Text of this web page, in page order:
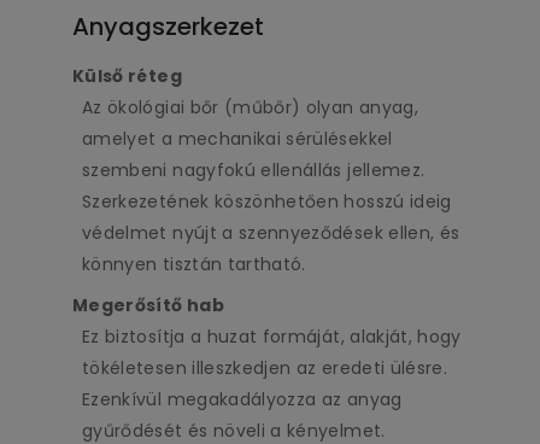
Anyagszerkezet
Külső réteg
Az ökológiai bőr (műbőr) olyan anyag,
amelyet a mechanikai sérülésekkel
szembeni nagyfokú ellenállás jellemez.
Szerkezetének köszönhetően hosszú ideig
védelmet nyújt a szennyeződések ellen, és
könnyen tisztán tartható.
Megerősítő hab
Ez biztosítja a huzat formáját, alakját, hogy
tökéletesen illeszkedjen az eredeti ülésre.
Ezenkívül megakadályozza az anyag
gyűrődését és növeli a kényelmet.